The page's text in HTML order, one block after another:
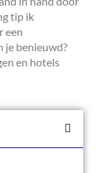
tip ik
een
je benieuwd?
en hotels